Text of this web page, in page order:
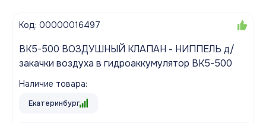
Код: 00000016497
ВК5-500 ВОЗДУШНЫЙ КЛАПАН - НИППЕЛЬ д/
закачки воздуха в гидроаккумулятор BK5-500
Наличие товара:
Екатеринбург